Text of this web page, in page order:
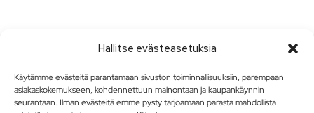
Hallitse evästeasetuksia
Käytämme evästeitä parantamaan sivuston toiminnallisuuksiin, parempaan
asiakaskokemukseen, kohdennettuun mainontaan ja kaupankäynnin
seurantaan. Ilman evästeitä emme pysty tarjoamaan parasta mahdollista